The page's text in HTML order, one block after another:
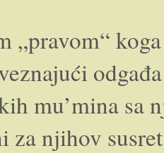
„pravom“
mu’mina
za njihov